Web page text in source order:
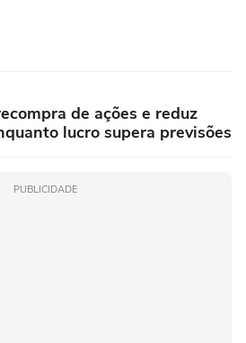
de ações e reduz
lucro supera previsões
PUBLICIDADE